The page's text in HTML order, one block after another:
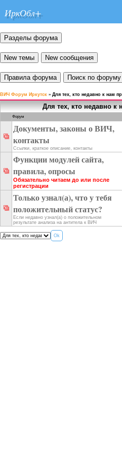
ИркОбл+
ВИЧ Форум Иркутск » Для тех, кто недавно к нам
Для тех, кто недавно к
Форум
Документы, законы о ВИЧ,
контакты
Ссылки, краткое описание, контакты
Функции модулей сайта,
правила, опросы
Обязательно читаем до или после
регистрации
Только узнал(а), что у тебя
положительный статус?
Если недавно узнал(а) о положительном
результате анализа на антитела к ВИЧ